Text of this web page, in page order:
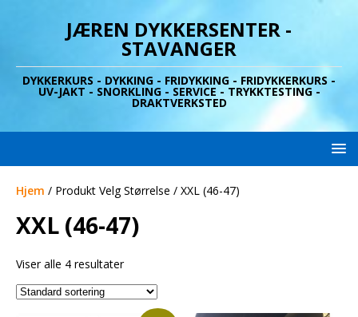
JÆREN DYKKERSENTER -
STAVANGER
DYKKERKURS - DYKKING - FRIDYKKING - FRIDYKKERKURS -
UV-JAKT - SNORKLING - SERVICE - TRYKKTESTING -
DRAKTVERKSTED
Hjem / Produkt Velg Størrelse / XXL (46-47)
XXL (46-47)
Viser alle 4 resultater